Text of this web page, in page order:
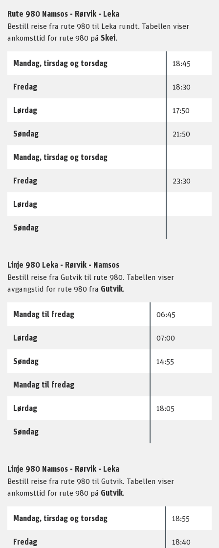
Rute 980 Namsos - Rørvik - Leka
Bestill reise fra rute 980 til Leka rundt. Tabellen viser
ankomsttid for rute 980 på Skei.
Mandag, tirsdag og torsdag 18:45
Fredag 18:30
Lørdag 17:50
Søndag 21:50
Mandag, tirsdag og torsdag
Fredag 23:30
Lørdag
Søndag
Linje 980 Leka - Rørvik - Namsos
Bestill reise fra Gutvik til rute 980. Tabellen viser
avgangstid for rute 980 fra Gutvik.
Mandag til fredag 06:45
Lørdag 07:00
Søndag 14:55
Mandag til fredag
Lørdag 18:05
Søndag
Linje 980 Namsos - Rørvik - Leka
Bestill reise fra rute 980 til Gutvik. Tabellen viser
ankomsttid for rute 980 på Gutvik.
Mandag, tirsdag og torsdag 18:55
Fredag 18:40